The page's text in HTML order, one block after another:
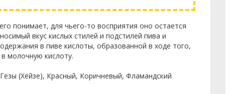
понимает, для чьего-то восприятия оно остается
вкус кислых стилей и подстилей пива и
в пиве кислоты, образованной в ходе того,
молочную кислоту.
(Хёйзе), Красный, Коричневый, Фламандский